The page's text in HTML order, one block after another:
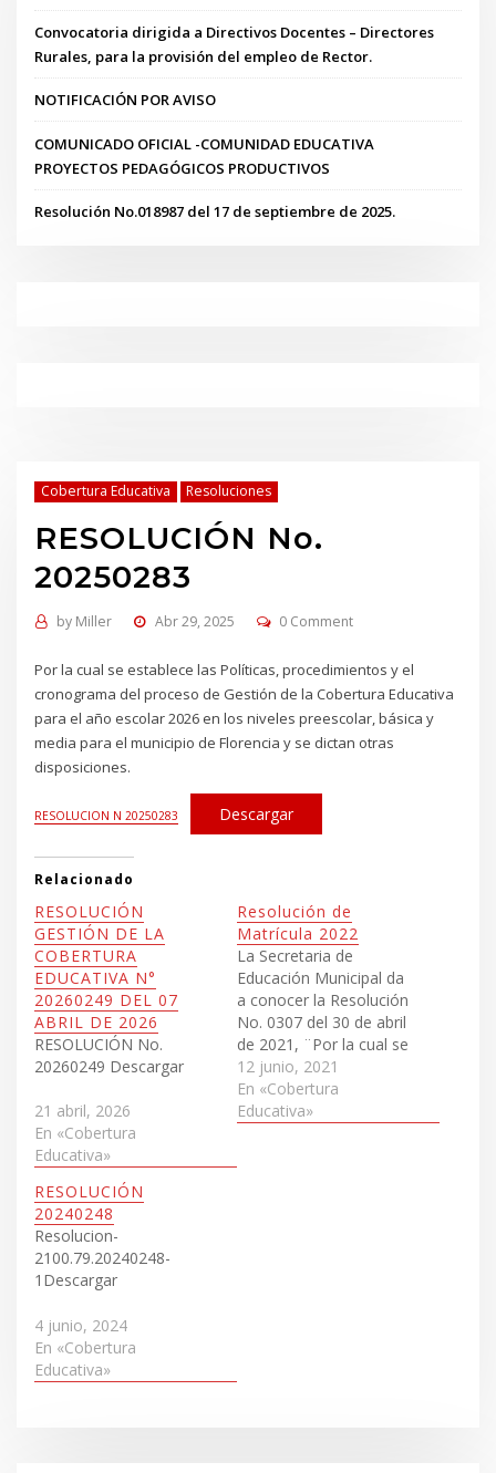
Convocatoria dirigida a Directivos Docentes – Directores
Rurales, para la provisión del empleo de Rector.
NOTIFICACIÓN POR AVISO
COMUNICADO OFICIAL -COMUNIDAD EDUCATIVA
PROYECTOS PEDAGÓGICOS PRODUCTIVOS
Resolución No.018987 del 17 de septiembre de 2025.
Cobertura Educativa Resoluciones
RESOLUCIÓN No.
20250283
by Miller Abr 29, 2025 0 Comment
Por la cual se establece las Políticas, procedimientos y el
cronograma del proceso de Gestión de la Cobertura Educativa
para el año escolar 2026 en los niveles preescolar, básica y
media para el municipio de Florencia y se dictan otras
disposiciones.
RESOLUCION N 20250283 Descargar
Relacionado
RESOLUCIÓN
GESTIÓN DE LA
COBERTURA
EDUCATIVA N°
20260249 DEL 07
ABRIL DE 2026
RESOLUCIÓN No.
20260249 Descargar
21 abril, 2026
En «Cobertura
Educativa»
Resolución de
Matrícula 2022
La Secretaria de
Educación Municipal da
a conocer la Resolución
No. 0307 del 30 de abril
de 2021, ¨Por la cual se
establece las políticas,
procedimiento y el
cronograma del Proceso
12 junio, 2021
En «Cobertura
Educativa»
RESOLUCIÓN
20240248
Resolucion-
2100.79.20240248-
1Descargar
4 junio, 2024
En «Cobertura
Educativa»